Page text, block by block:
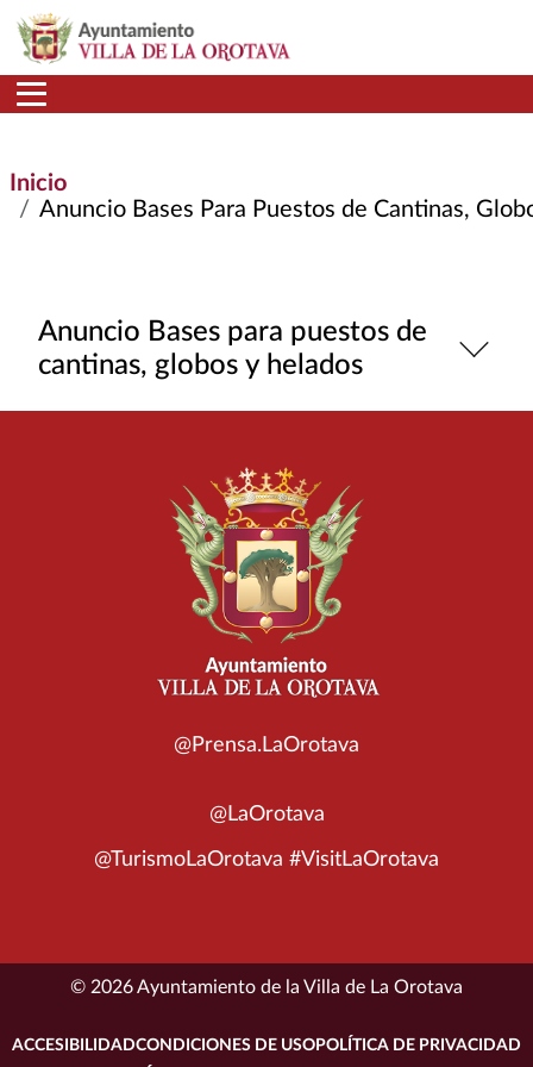
Pasar al contenido principal
Inicio
Anuncio Bases Para Puestos de Cantinas, Globos y
Anuncio Bases para puestos de
cantinas, globos y helados
@Prensa.LaOrotava
@LaOrotava
@TurismoLaOrotava #VisitLaOrotava
© 2026 Ayuntamiento de la Villa de La Orotava
ACCESIBILIDADCONDICIONES DE USO POLÍTICA DE PRIVACIDAD